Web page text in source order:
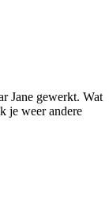
Jane gewerkt. Wat
je weer andere